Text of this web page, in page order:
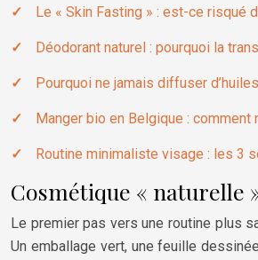
Le « Skin Fasting » : est-ce risqué
Déodorant naturel : pourquoi la
Pourquoi ne jamais diffuser
Manger bio en Belgique :
Routine minimaliste visage : les 3
Cosmétique « naturelle
Le premier pas vers une routine plus
Un emballage vert, une feuille